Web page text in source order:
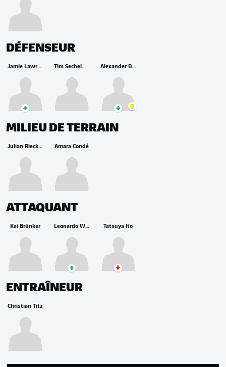
DÉFENSEUR
Jamie Lawrence Tim Sechelmann Alexander Bittroff
MILIEU DE TERRAIN
Julian Rieckmann Amara Condé
ATTAQUANT
Kai Brünker Leonardo Weschenfelder Scienza Tatsuya Ito
ENTRAÎNEUR
Christian Titz